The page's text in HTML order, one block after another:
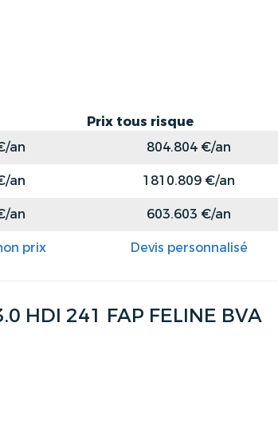
Prix tous risque
an
804.804 €/an
an
1810.809 €/an
an
603.603 €/an
prix Devis personnalisé
HDI 241 FAP FELINE BVA